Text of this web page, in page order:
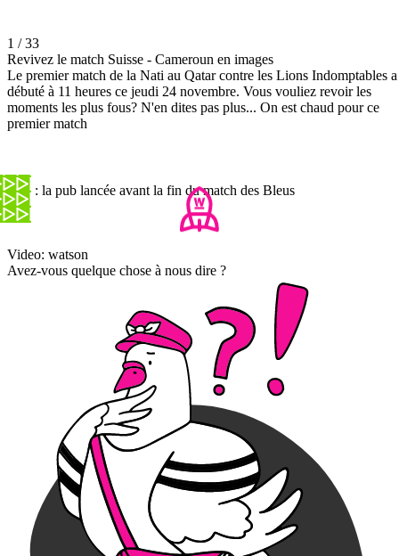
1 / 33
Revivez le match Suisse - Cameroun en images
Le premier match de la Nati au Qatar contre les Lions Indomptables a
débuté à 11 heures ce jeudi 24 novembre. Vous vouliez revoir les
moments les plus fous? N'en dites pas plus... On est chaud pour ce
premier match
TF1 : la pub lancée avant la fin du match des Bleus
Video: watson
Avez-vous quelque chose à nous dire ?